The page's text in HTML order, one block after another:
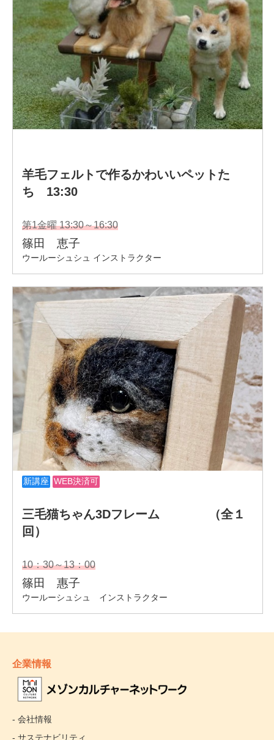
企業情報
- 会社情報
- サステナビリティ